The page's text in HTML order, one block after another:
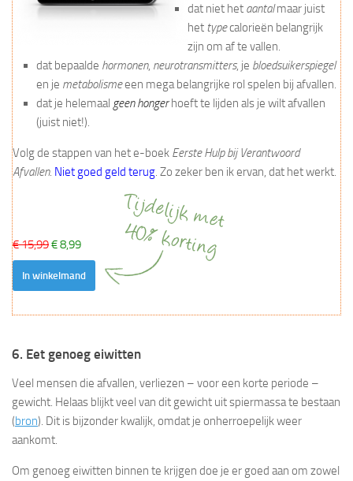
dat niet het aantalmaar juist
het typecalorieën belangrijk
zijn om af te vallen.
dat bepaalde hormonen, neurotransmitters, je bloedsuikerspiegel
en je metabolismeeen mega belangrijke rol spelen bij afvallen.
dat je helemaal geen hongerhoeft te lijden als je wilt afvallen
(juist niet!).
Volg de stappen van het e-boek Eerste Hulp bij Verantwoord
Afvallen. Niet goed geld terug. Zo zeker ben ik ervan, dat het werkt.
€ 15,99€ 8,99
In winkelmand
6. Eet genoeg eiwitten
Veel mensen die afvallen, verliezen – voor een korte periode –
gewicht. Helaas blijkt veel van dit gewicht uit spiermassa te bestaan
(bron). Dit is bijzonder kwalijk, omdat je onherroepelijk weer
aankomt.
Om genoeg eiwitten binnen te krijgen doe je er goed aan om zowel